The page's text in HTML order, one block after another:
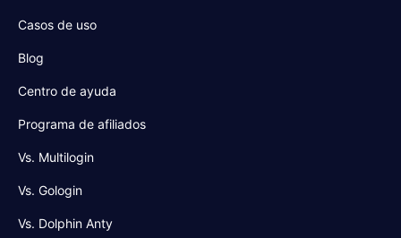
Casos de uso
Blog
Centro de ayuda
Programa de afiliados
Vs. Multilogin
Vs. Gologin
Vs. Dolphin Anty